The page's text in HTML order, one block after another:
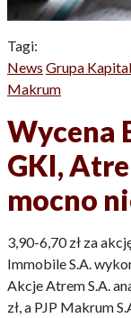
Tagi:
News Grupa
Makrum
Wycena
GKI,
mocno
3,90-6,70 zł za
Immobile S.A.
Akcje Atrem S.A.
zł, a PJP Makrum